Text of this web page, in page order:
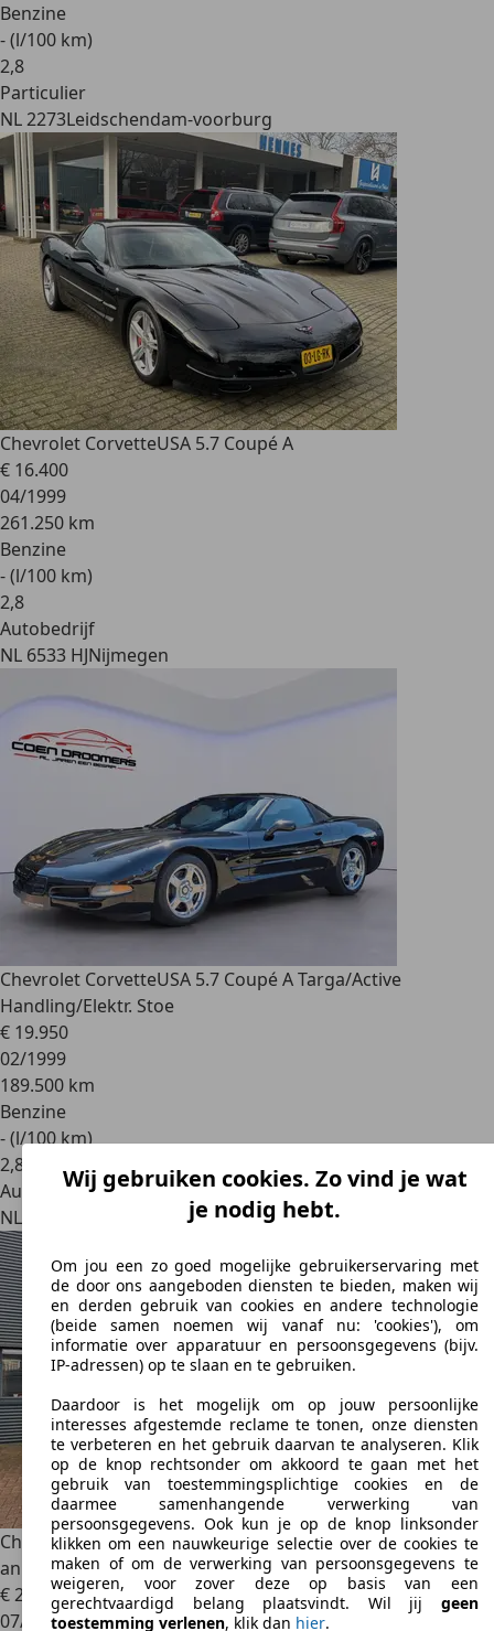
Benzine
- (l/100 km)
2,8
Particulier
NL 2273Leidschendam-voorburg
Chevrolet CorvetteUSA 5.7 Coupé A
€ 16.400
04/1999
261.250 km
Benzine
- (l/100 km)
2,8
Autobedrijf
NL 6533 HJNijmegen
Chevrolet CorvetteUSA 5.7 Coupé A Targa/Active
Handling/Elektr. Stoe
€ 19.950
02/1999
189.500 km
Benzine
- (l/100 km)
2,8
Autobedrijf
NL 5341 TC
Chevrolet CorvetteCorvette 5.7 Convertible 50th
anniversary
€ 25.950
07/2003
Wij gebruiken cookies. Zo vind je wat
je nodig hebt.
Om jou een zo goed mogelijke gebruikerservaring met
de door ons aangeboden diensten te bieden, maken wij
en derden gebruik van cookies en andere technologie
(beide samen noemen wij vanaf nu: 'cookies'), om
informatie over apparatuur en persoonsgegevens (bijv.
IP-adressen) op te slaan en te gebruiken.
Daardoor is het mogelijk om op jouw persoonlijke
interesses afgestemde reclame te tonen, onze diensten
te verbeteren en het gebruik daarvan te analyseren. Klik
op de knop rechtsonder om akkoord te gaan met het
gebruik van toestemmingsplichtige cookies en de
daarmee samenhangende verwerking van
persoonsgegevens. Ook kun je op de knop linksonder
klikken om een nauwkeurige selectie over de cookies te
maken of om de verwerking van persoonsgegevens te
weigeren, voor zover deze op basis van een
gerechtvaardigd belang plaatsvindt. Wil jij geen
toestemming verlenen, klik dan hier.